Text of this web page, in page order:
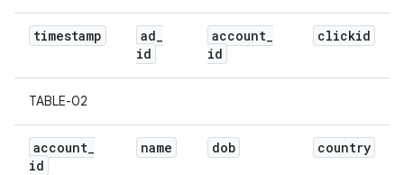
timestamp ad_
id
account_
id
clickid
TABLE-02
account_
id
name dob country